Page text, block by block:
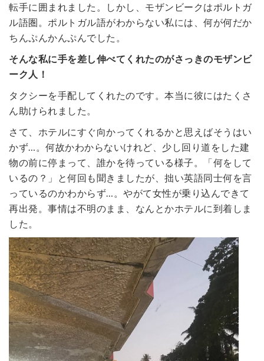
転手に囲まれました。しかし、モザンビークはポルトガ
ル語圏。ポルトガル語がわからない私には、何が何だか
ちんぷんかんぷんでした。
そんな私に手を差し伸べてくれたのがさっきのモザンビ
ーク人！
タクシーを手配してくれたのです。本当に彼にはたくさ
ん助けられました。
さて、ホテルにすぐ向かってくれるかと思えばそうはい
かず…。何故かわからないけれど、少し回り道をした建
物の前に停まって、誰かを待っている様子。「何をして
いるの？」と何回も聞きましたが、拙い英語同士何を言
っているのかわからず…。やがて女性が乗り込んできて
再出発。事情は不明のまま、なんとかホテルに到着しま
した。